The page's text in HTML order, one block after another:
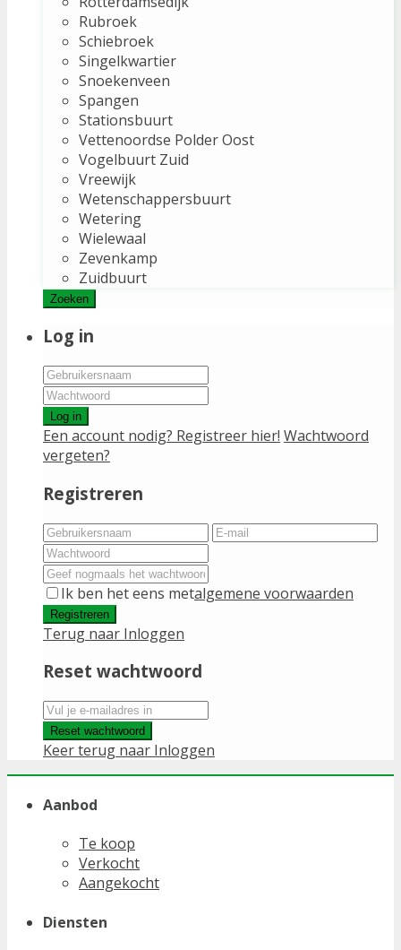
Rubroek
Schiebroek
Singelkwartier
Snoekenveen
Spangen
Stationsbuurt
Vettenoordse Polder Oost
Vogelbuurt Zuid
Vreewijk
Wetenschappersbuurt
Wetering
Wielewaal
Zevenkamp
Zuidbuurt
Zoeken
Log in
Log in
Een account nodig? Registreer hier! Wachtwoord
vergeten?
Registreren
Ik ben het eens metalgemene voorwaarden
Registreren
Terug naar Inloggen
Reset wachtwoord
Reset wachtwoord
Keer terug naar Inloggen
Aanbod
Te koop
Verkocht
Aangekocht
Diensten